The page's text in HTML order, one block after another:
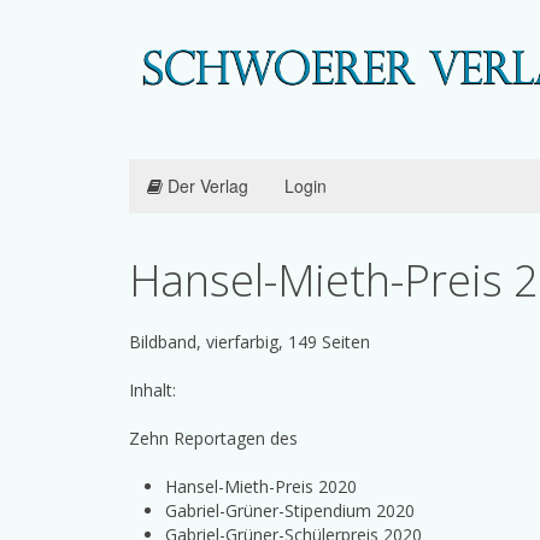
Der Verlag Login
Hansel-Mieth-Preis
Bildband, vierfarbig, 149 Seiten
Inhalt:
Zehn Reportagen des
Hansel-Mieth-Preis 2020
Gabriel-Grüner-Stipendium 2020
Gabriel-Grüner-Schülerpreis 2020